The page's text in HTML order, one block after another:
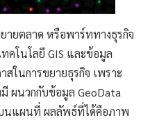
ายตลาด หรือพาร์ททางธุรกิจ
คโนโลยี GIS และข้อมูล
สในการขยายธุรกิจ เพราะ
ผนวกกับข้อมูล GeoData
นแผนที่ ผลลัพธ์ที่ได้คือภาพ